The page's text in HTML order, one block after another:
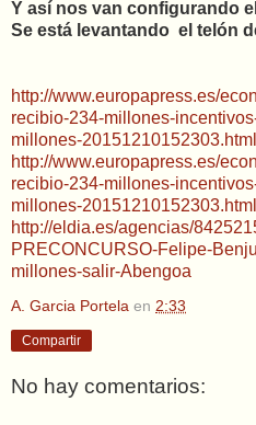
Y así nos van configurando
Se está levantando el telón
http://www.europapress.es/
recibio-234-millones-
millones-20151210152303.html
http://www.europapress.es/
recibio-234-millones-
millones-20151210152303.html
http://eldia.es/agencias/
PRECONCURSO-Felipe-
millones-salir-Abengoa
A. Garcia Portela en 2:33
Compartir
No hay comentarios: